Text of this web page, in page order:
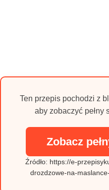
Ten przepis pochodzi z
aby zobaczyć pełny
Zobacz
Źródło: https://e-
drozdzowe-na-